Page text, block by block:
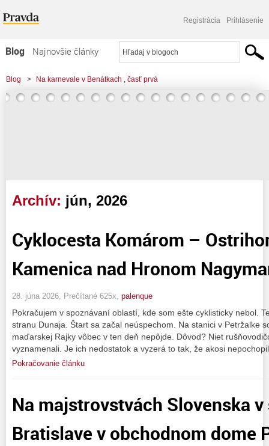
Registrácia Prihlásenie
Blog
Najnovšie články
Najčítanejšie články
Najkomentovanejšie články
Blog > Na karnevale v Benátkach , časť prvá
Archív: jún, 2026
Cyklocesta Komárom –
Kamenica nad Hronom
28. júna 2026, Prečítané 625x, palenque
Pokračujem v spoznávaní oblastí, kde som ešte cyklisticky nebol.
stranu Dunaja. Štart sa začal neúspechom. Na stanici v Petržalke
maďarskej Rajky vôbec v ten deň nepôjde. Dôvod? Niet
vyznamenali. Je ich nedostatok a vyzerá to tak, že akosi
Pokračovanie článku
Na majstrovstvách Slovenska v
Bratislave v obchodnom dome